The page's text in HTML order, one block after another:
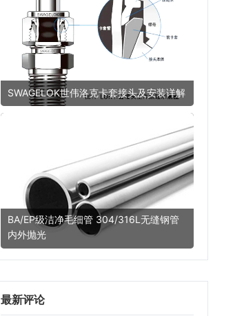
SWAGELOK世伟洛克卡套接头及安装详解
BA/EP级洁净毛细管 304/316L无缝钢管
内外抛光
最新评论